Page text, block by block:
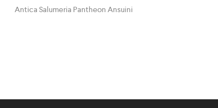
Antica Salumeria Pantheon Ansuini